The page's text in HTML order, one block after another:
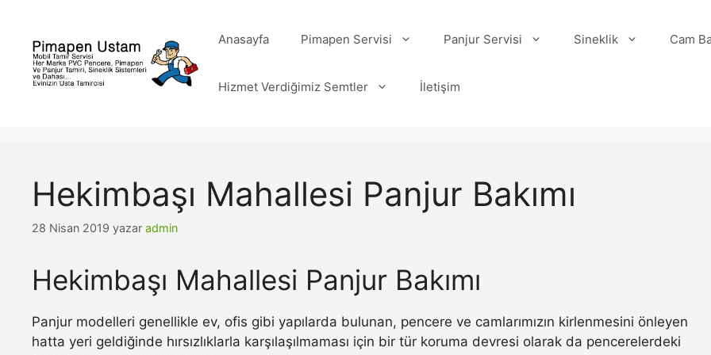
Anasayfa Pimapen Servisi Panjur Servisi Sineklik Cam
Hizmet Verdiğimiz Semtler İletişim
Hekimbaşı Mahallesi Panjur Bakımı
28 Nisan 2019 yazar admin
Hekimbaşı Mahallesi Panjur Bakımı
Panjur modelleri genellikle ev, ofis gibi yapılarda bulunan, pencere ve camlarımızın kirlenmesini önleyen
hatta yeri geldiğinde hırsızlıklarla karşılaşılmaması için bir tür koruma devresi olarak da pencerelerdeki